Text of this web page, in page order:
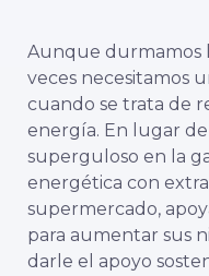
Aunque durmamos
veces necesitamos
cuando se trata de
energía. En lugar
superguloso en la
energética con
supermercado,
para aumentar sus
darle el apoyo